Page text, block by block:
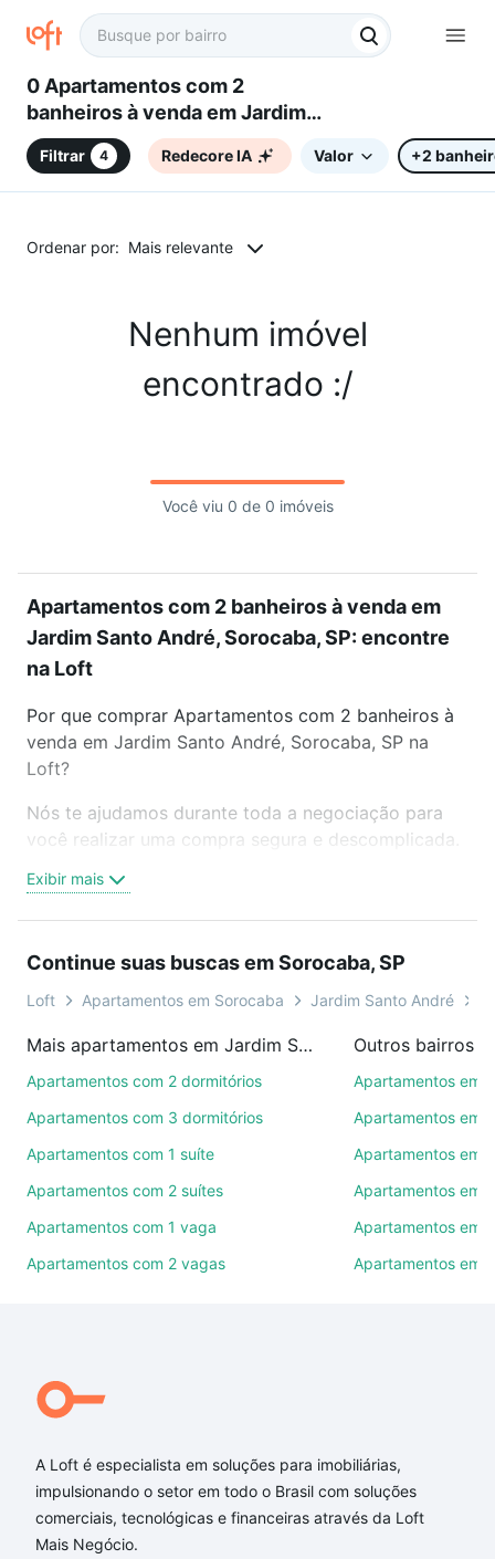
0 Apartamentos com 2
banheiros à venda em Jardim
Santo André, Sorocaba, SP
Filtrar 4 Redecore IA Valor +2
Ordenar por: Mais relevante
Nenhum imóvel
encontrado :/
Você viu 0 de 0 imóveis
Apartamentos com 2 banheiros à venda em
Jardim Santo André, Sorocaba, SP: encontre
na Loft
Por que comprar Apartamentos com 2 banheiros à
venda em Jardim Santo André, Sorocaba, SP na
Loft?
Nós te ajudamos durante toda a negociação para
você realizar uma compra segura e descomplicada.
trabalho e do metrô, aqui você vai encontrar a
oferta ideal de Apartamentos com 2 banheiros à
conquistar seu sonho. Agende uma visita presencial
ou por videochamada, é grátis, sem compromisso e
imobiliárias te ajudando na compra, venda ou troca
de imóveis.
Como escolher um imóvel?
Use barra de busca no topo para pesquisar por
ruas, bairros e até condomínios favoritos. Você
também pode usar os filtros como quantidade de
combinar perfeitamente com o preço, metragem e
Sorocaba, SP ideal para você na Loft.
Qual o preço de Apartamentos com 2 banheiros à
Aqui na Loft temos a oferta ideal para você, com
Apartamentos com 2 banheiros à venda em Jardim
Santo André, Sorocaba, SP que custam a partir de
Exibir mais
Continue suas buscas em Sorocaba, SP
Loft Apartamentos em Sorocaba Jardim Santo André
Mais apartamentos em Jardim Santo André
Apartamentos com 2 dormitórios
Apartamentos com 3 dormitórios
Apartamentos com 1 suíte
Apartamentos com 2 suítes
Apartamentos com 1 vaga
Apartamentos com 2 vagas
Outros bairros
Apartamentos em
Apartamentos em
Apartamentos em
Apartamentos em
Apartamentos em
Apartamentos em
A Loft é especialista em soluções para imobiliárias,
impulsionando o setor em todo o Brasil com soluções
comerciais, tecnológicas e financeiras através da Loft
Mais Negócio.